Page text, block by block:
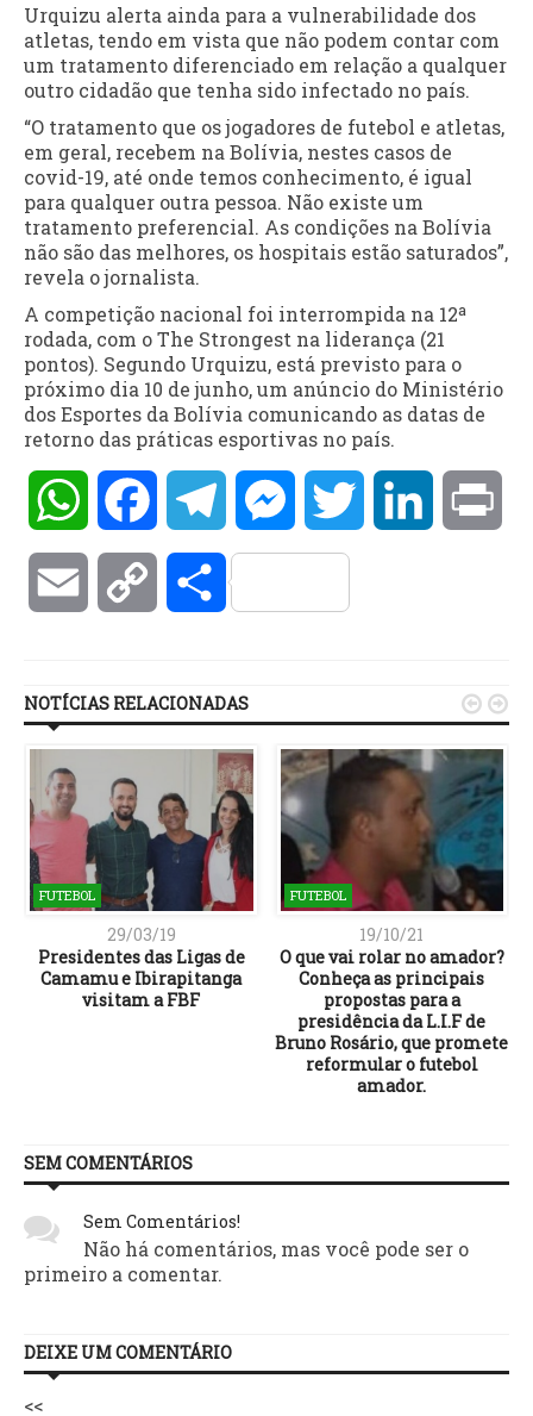
Urquizu alerta ainda para a vulnerabilidade dos
atletas, tendo em vista que não podem contar com
um tratamento diferenciado em relação a qualquer
outro cidadão que tenha sido infectado no país.
“O tratamento que os jogadores de futebol e atletas,
em geral, recebem na Bolívia, nestes casos de
covid-19, até onde temos conhecimento, é igual
para qualquer outra pessoa. Não existe um
tratamento preferencial. As condições na Bolívia
não são das melhores, os hospitais estão saturados”,
revela o jornalista.
A competição nacional foi interrompida na 12ª
rodada, com o The Strongest na liderança (21
pontos). Segundo Urquizu, está previsto para o
próximo dia 10 de junho, um anúncio do Ministério
dos Esportes da Bolívia comunicando as datas de
retorno das práticas esportivas no país.
WhatsAppFacebookTelegramMessengerTwitter LinkedIn
Email Copy Compartilhar
NOTÍCIAS RELACIONADAS
FUTEBOL
29/03/19
Presidentes das Ligas de
Camamu e Ibirapitanga
visitam a FBF
FUTEBOL
19/10/21
O que vai rolar no amador?
Conheça as principais
propostas para a
presidência da L.I.F de
Bruno Rosário, que promete
reformular o futebol
amador.
 
SEM COMENTÁRIOS
Sem Comentários!
Não há comentários, mas você pode ser o
primeiro a comentar.
DEIXE UM COMENTÁRIO
<<